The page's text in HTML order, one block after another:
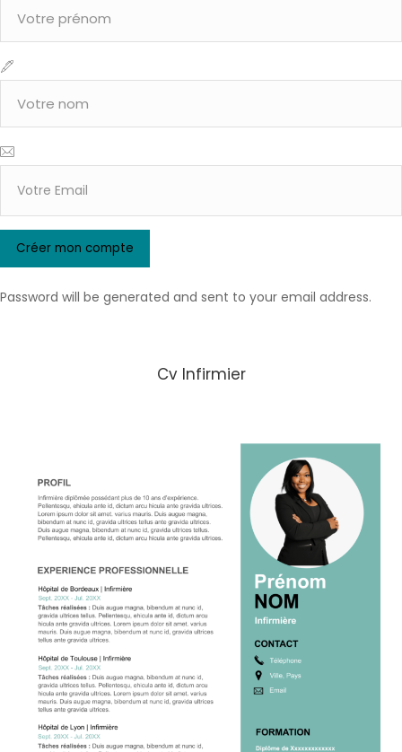
Password will be generated and sent to your email address.
Cv Infirmier